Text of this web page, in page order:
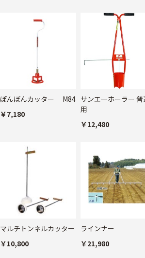
ぽんぽんカッター M84
￥7,180
サンエーホーラー 普
用
￥12,480
マルチトンネルカッター
￥10,800
ラインナー
￥21,980